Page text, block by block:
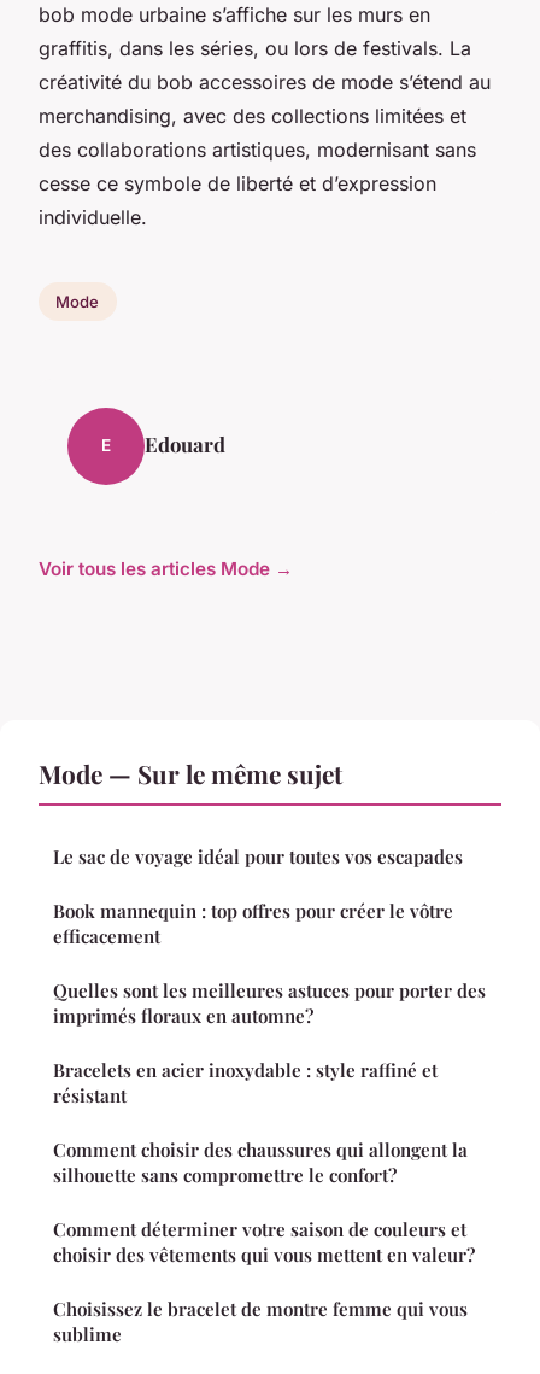
bob mode urbaine s’affiche sur les murs en
graffitis, dans les séries, ou lors de festivals. La
créativité du bob accessoires de mode s’étend au
merchandising, avec des collections limitées et
des collaborations artistiques, modernisant sans
cesse ce symbole de liberté et d’expression
individuelle.
Mode
E Edouard
Voir tous les articles Mode →
Mode — Sur le même sujet
Le sac de voyage idéal pour toutes vos escapades
Book mannequin : top offres pour créer le vôtre
efficacement
Quelles sont les meilleures astuces pour porter des
imprimés floraux en automne?
Bracelets en acier inoxydable : style raffiné et
résistant
Comment choisir des chaussures qui allongent la
silhouette sans compromettre le confort?
Comment déterminer votre saison de couleurs et
choisir des vêtements qui vous mettent en valeur?
Choisissez le bracelet de montre femme qui vous
sublime